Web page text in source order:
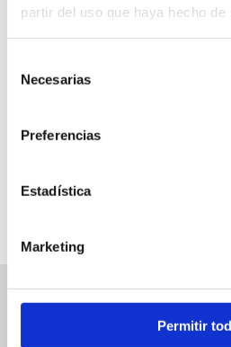
partir del uso que haya hecho
Necesarias
Preferencias
Estadística
Marketing
Permitir
Gratis
12 h
Eventos